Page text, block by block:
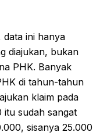
data ini hanya
diajukan, bukan
PHK. Banyak
di tahun-tahun
klaim pada
itu sudah sangat
sisanya 25.000